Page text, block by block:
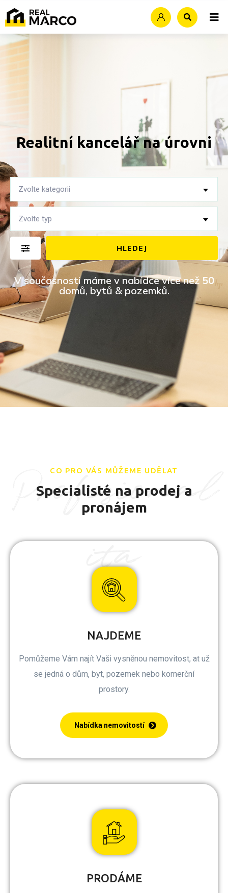
Realitní kancelářna úrovni
Zvolte kategorii
Zvolte typ
HLEDEJ
V současnosti máme v nabídce více než 50
domů, bytů & pozemků.​
Profesional
ita
CO PRO VÁS MŮŽEME UDĚLAT
Specialisté na prodej a
pronájem
NAJDEME
Pomůžeme Vám najít Vaši vysněnou nemovitost, at už
se jedná o dům, byt, pozemek nebo komerční
prostory.
Nabídka nemovitostí
PRODÁME